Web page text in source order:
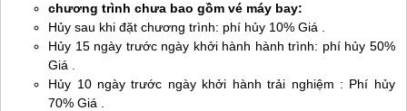
chương trình chưa bao gồm vé máy bay:
Hủy sau khi đặt chương trình: phí hủy 10% Giá .
Hủy 15 ngày trước ngày khởi hành hành trình: phí hủy 50%
Giá .
Hủy 10 ngày trước ngày khởi hành trải nghiệm : Phí hủy
70% Giá .